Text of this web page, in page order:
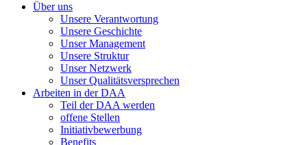
Über uns
Unsere Verantwortung
Unsere Geschichte
Unser Management
Unsere Struktur
Unser Netzwerk
Unser Qualitätsversprechen
Arbeiten in der DAA
Teil der DAA werden
offene Stellen
Initiativbewerbung
Benefits